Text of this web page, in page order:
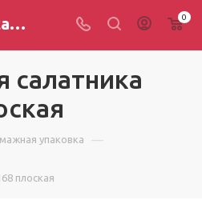
Крышка для салатника КРК-168 плоская — купить оптом в Новосибирске 0
упаковка —
плоская